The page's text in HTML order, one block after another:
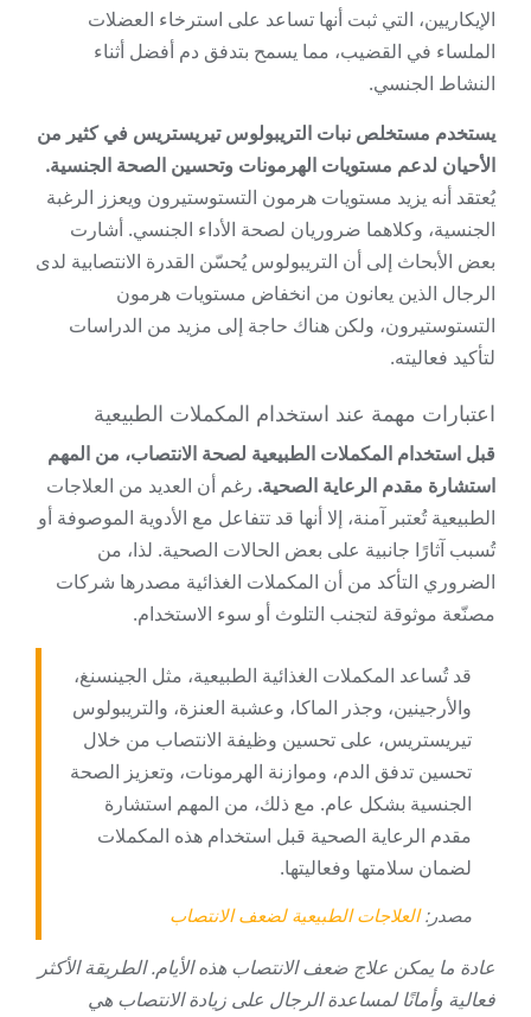
الإيكاريين، التي ثبت أنها تساعد على استرخاء العضلات
الملساء في القضيب، مما يسمح بتدفق دم أفضل أثناء
النشاط الجنسي.
يستخدم مستخلص نبات التريبولوس تيريستريس في كثير من
الأحيان لدعم مستويات الهرمونات وتحسين الصحة الجنسية.
يُعتقد أنه يزيد مستويات هرمون التستوستيرون ويعزز الرغبة
الجنسية، وكلاهما ضروريان لصحة الأداء الجنسي. أشارت
بعض الأبحاث إلى أن التريبولوس يُحسّن القدرة الانتصابية لدى
الرجال الذين يعانون من انخفاض مستويات هرمون
التستوستيرون، ولكن هناك حاجة إلى مزيد من الدراسات
لتأكيد فعاليته.
اعتبارات مهمة عند استخدام المكملات الطبيعية
قبل استخدام المكملات الطبيعية لصحة الانتصاب، من المهم
استشارة مقدم الرعاية الصحية. رغم أن العديد من العلاجات
الطبيعية تُعتبر آمنة، إلا أنها قد تتفاعل مع الأدوية الموصوفة أو
تُسبب آثارًا جانبية على بعض الحالات الصحية. لذا، من
الضروري التأكد من أن المكملات الغذائية مصدرها شركات
مصنّعة موثوقة لتجنب التلوث أو سوء الاستخدام.
قد تُساعد المكملات الغذائية الطبيعية، مثل الجينسنغ،
والأرجينين، وجذر الماكا، وعشبة العنزة، والتريبولوس
تيريستريس، على تحسين وظيفة الانتصاب من خلال
تحسين تدفق الدم، وموازنة الهرمونات، وتعزيز الصحة
الجنسية بشكل عام. مع ذلك، من المهم استشارة
مقدم الرعاية الصحية قبل استخدام هذه المكملات
لضمان سلامتها وفعاليتها.
مصدر:العلاجات الطبيعية لضعف الانتصاب
عادة ما يمكن علاج ضعف الانتصاب هذه الأيام. الطريقة الأكثر
فعالية وأمانًا لمساعدة الرجال على زيادة الانتصاب هي